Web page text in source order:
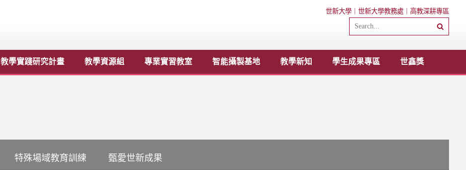
世新大學 ｜世新大學教務處 高教深耕專區
教學實踐研究計畫 教學資源組 專業實習教室 智能攝製基地 教學新知 學生成果專區 世鑫獎
特殊場域教育訓練 甄愛世新成果